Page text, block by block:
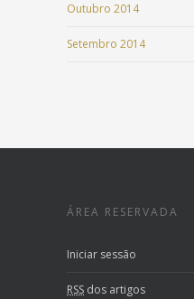
Outubro 2014
Setembro 2014
ÁREA RESERVADA
Iniciar sessão
RSS dos artigos